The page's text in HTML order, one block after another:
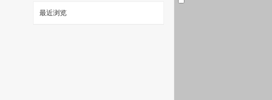
最近浏览